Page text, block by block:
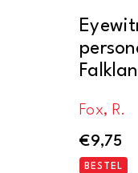
Fox, R.
€9,75
BESTEL